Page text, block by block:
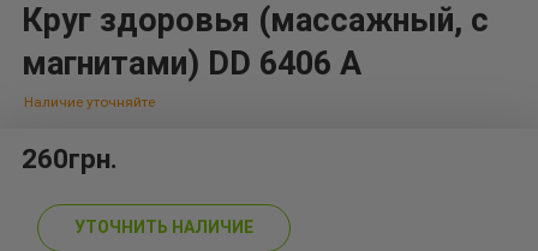
Круг здоровья (массажный, с
магнитами) DD 6406 A
Наличие уточняйте
260грн.
УТОЧНИТЬ НАЛИЧИЕ